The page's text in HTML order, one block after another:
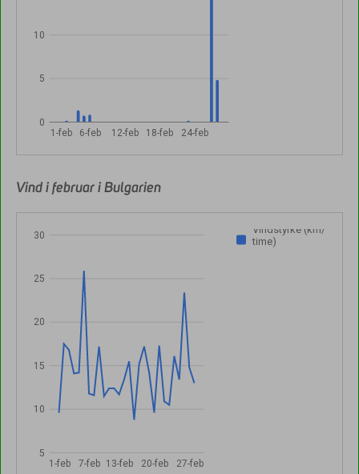
1-feb 6-feb 12-feb 18-feb 24-feb
0
5
10
Vind i februar i Bulgarien
Vindstyrke (km/
time)
1-feb 7-feb 13-feb 20-feb 27-feb
5
10
15
20
25
30